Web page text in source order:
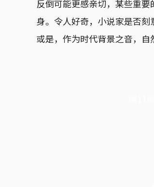
反倒可能更感亲切，某些重
身。令人好奇，小说家是否刻
或是，作为时代背景之音，自